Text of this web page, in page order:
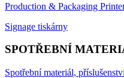
Production & Packaging
Signage tiskárny
SPOTŘEBNÍ
Spotřební materiál,